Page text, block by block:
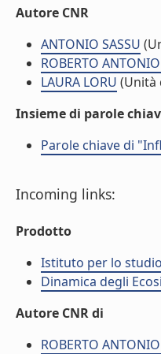
Autore CNR
ANTONIO SASSU
ROBERTO
LAURA LORU (Unità
Insieme di parole
Parole chiave di
Incoming links:
Prodotto
Istituto per lo
Dinamica degli
Autore CNR di
ROBERTO